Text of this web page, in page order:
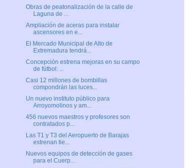
Obras de peatonalización de la calle de
Laguna de ...
Ampliación de aceras para instalar
ascensores en e...
El Mercado Municipal de Alto de
Extremadura tendrá...
Concepción estrena mejoras en su campo
de fútbol: ...
Casi 12 millones de bombillas
compondrán las luces...
Un nuevo instituto público para
Arroyomolinos y am...
456 nuevos maestros y profesores son
contratados p...
Las T1 y T3 del Aeropuerto de Barajas
estrenan tie...
Nuevos equipos de detección de gases
para el Cuerp...